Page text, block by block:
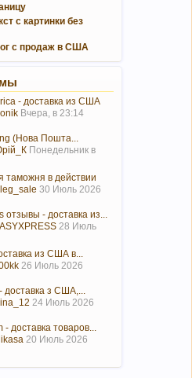
с картинки без
с продаж в США
- доставка из США
Вчера, в 23:14
(Нова Пошта...
Понедельник в
таможня в действии
30 Июль 2026
отзывы - доставка из...
28 Июль
из США в...
26 Июль 2026
доставка з США,...
24 Июль 2026
- доставка товаров...
20 Июль 2026